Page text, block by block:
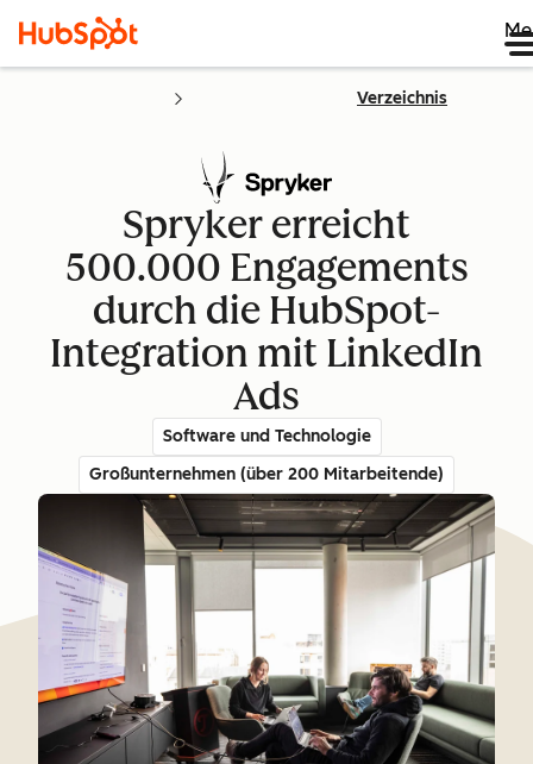
Verzeichnis
Spryker erreicht
500.000 Engagements
durch die HubSpot-
Integration mit LinkedIn
Ads
Software und Technologie
Großunternehmen (über 200 Mitarbeitende)